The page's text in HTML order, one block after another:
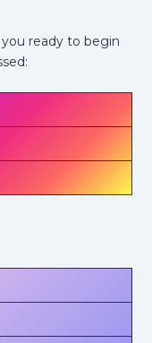
ready to begin